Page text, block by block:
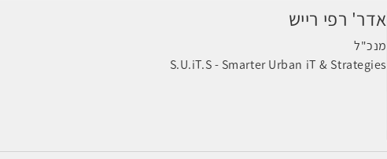
אדר' רפי רייש
מנכ"ל
S.U.iT.S - Smarter Urban iT & Strategies